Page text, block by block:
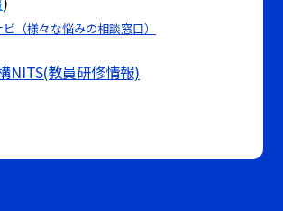
（様々な悩みの相談窓口）
NITS(教員研修情報)